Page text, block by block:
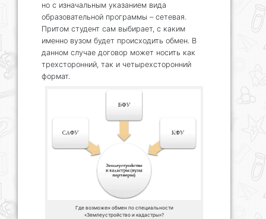
но с изначальным указанием вида
образовательной программы – сетевая.
Притом студент сам выбирает, с каким
именно вузом будет происходить обмен. В
данном случае договор может носить как
трехсторонний, так и четырехсторонний
формат.
Где возможен обмен по специальности
«Землеустройство и кадастры»?